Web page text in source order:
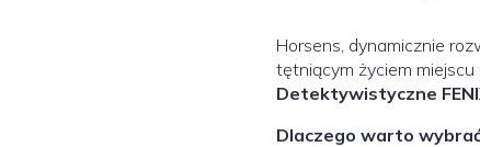
Horsens, dynamicznie
tętniącym życiem
Detektywistyczne
Dlaczego warto wybrać